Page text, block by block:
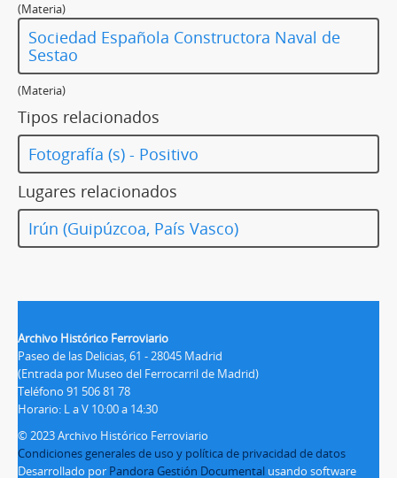
(Materia)
Sociedad Española Constructora Naval de
Sestao
(Materia)
Tipos relacionados
Fotografía (s) - Positivo
Lugares relacionados
Irún (Guipúzcoa, País Vasco)
Archivo Histórico Ferroviario
Paseo de las Delicias, 61 - 28045 Madrid
(Entrada por Museo del Ferrocarril de Madrid)
Teléfono 91 506 81 78
Horario: L a V 10:00 a 14:30
© 2023 Archivo Histórico Ferroviario
Condiciones generales de uso y política de privacidad de datos
Desarrollado por Pandora Gestión Documental usando software